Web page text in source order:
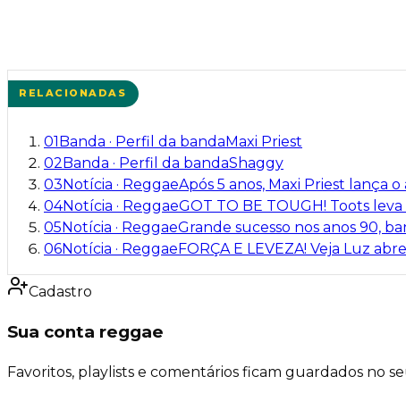
RELACIONADAS
01Banda · Perfil da bandaMaxi Priest
02Banda · Perfil da bandaShaggy
03Notícia · ReggaeApós 5 anos, Maxi Priest lança
04Notícia · ReggaeGOT TO BE TOUGH! Toots
05Notícia · ReggaeGrande sucesso nos anos 90,
06Notícia · ReggaeFORÇA E LEVEZA! Veja Luz
Cadastro
Sua conta reggae
Favoritos, playlists e comentários ficam guardados no